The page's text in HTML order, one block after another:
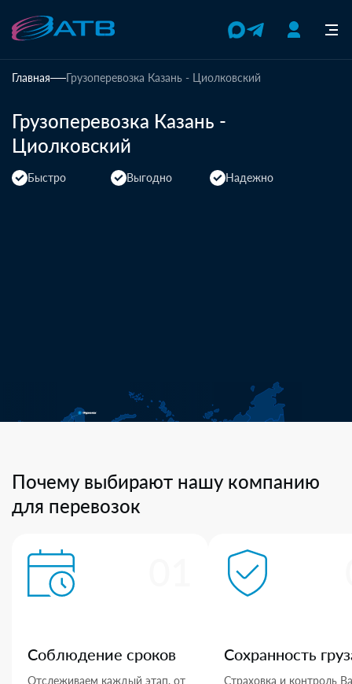
Главная Грузоперевозка Казань - Циолковский
Грузоперевозка Казань -
Циолковский
Быстро Выгодно Надежно
Почему выбирают нашу компанию
для перевозок
Соблюдение сроков
Отслеживаем каждый этап, от
Сохранность
Страховка и контроль